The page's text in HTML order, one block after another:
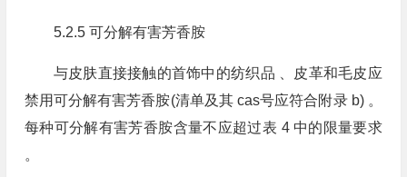
5.2.5 可分解有害芳香胺
与皮肤直接接触的首饰中的纺织品 、皮革和毛皮应
禁用可分解有害芳香胺(清单及其 cas号应符合附录 b) 。
每种可分解有害芳香胺含量不应超过表 4 中的限量要求
。